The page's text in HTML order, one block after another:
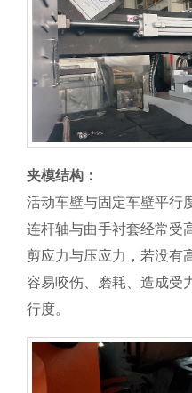
夹模结构：
活动车壁与固定车壁平行
连杆轴与曲手衬套经常受
剪应力与压应力，若没有
容易咬伤、磨耗、造成受
行度。